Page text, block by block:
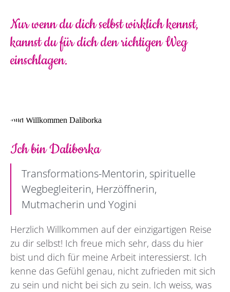
Nur wenn du dich selbst wirklich kennst,
kannst du für dich den richtigen Weg
einschlagen.
Ich bin Daliborka
Transformations-Mentorin, spirituelle
Wegbegleiterin, Herzöffnerin,
Mutmacherin und Yogini
Herzlich Willkommen auf der einzigartigen Reise
zu dir selbst! Ich freue mich sehr, dass du hier
bist und dich für meine Arbeit interessierst. Ich
kenne das Gefühl genau, nicht zufrieden mit sich
zu sein und nicht bei sich zu sein. Ich weiss, was